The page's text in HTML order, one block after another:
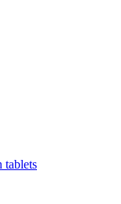
tablets